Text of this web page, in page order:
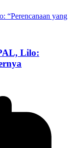
Lilo: